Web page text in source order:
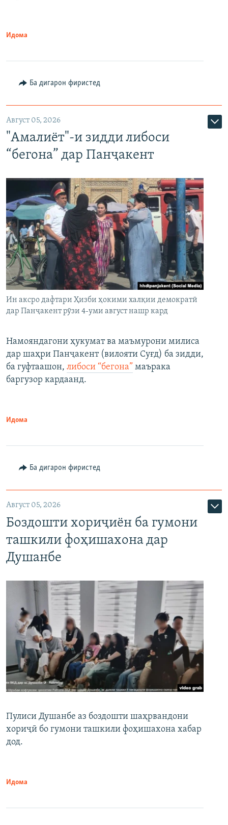
Идома
Ба дигарон фиристед
Август 05, 2026
"Амалиёт"-и зидди либоси
“бегона” дар Панҷакент
Ин аксро дафтари Ҳизби ҳокими халқии демократӣ
дар Панҷакент рӯзи 4-уми август нашр кард
Намояндагони ҳукумат ва маъмурони милиса
дар шаҳри Панҷакент (вилояти Суғд) ба зидди,
ба гуфтаашон, либоси “бегона” маърака
баргузор кардаанд.
Идома
Ба дигарон фиристед
Август 05, 2026
Боздошти хориҷиён ба гумони
ташкили фоҳишахона дар
Душанбе
Пулиси Душанбе аз боздошти шаҳрвандони
хориҷӣ бо гумони ташкили фоҳишахона хабар
дод.
Идома